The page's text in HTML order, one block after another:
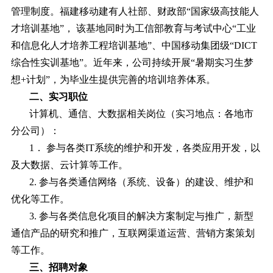
管理制度。福建移动建有人社部、财政部“国家级高技能人
才培训基地” ， 该基地同时为工信部教育与考试中心“工业
和信息化人才培养工程培训基地” 、中国移动集团级“DICT
综合性实训基地”。近年来，公司持续开展“暑期实习生梦
想+计划 ” ，为毕业生提供完善的培训培养体系。
二、实习职位
计算机、通信、大数据相关岗位（实习地点：各地市
分公司）：
1． 参与各类IT系统的维护和开发，各类应用开发，以
及大数据、云计算等工作。
2. 参与各类通信网络（系统、设备）的建设、维护和
优化等工作。
3. 参与各类信息化项目的解决方案制定与推广，新型
通信产品的研究和推广，互联网渠道运营、营销方案策划
等工作。
三、招聘对象